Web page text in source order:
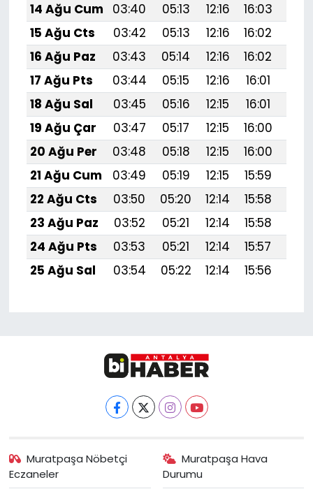
14 Ağu Cum
03:40 05:13 12:16 16:03
15 Ağu Cts
03:42 05:13 12:16 16:02
16 Ağu Paz
03:43 05:14 12:16 16:02
17 Ağu Pts
03:44 05:15 12:16 16:01
18 Ağu Sal
03:45 05:16 12:15 16:01
19 Ağu Çar
03:47 05:17 12:15 16:00
20 Ağu Per
03:48 05:18 12:15 16:00
21 Ağu Cum
03:49 05:19 12:15 15:59
22 Ağu Cts
03:50 05:20 12:14 15:58
23 Ağu Paz
03:52 05:21 12:14 15:58
24 Ağu Pts
03:53 05:21 12:14 15:57
25 Ağu Sal
03:54 05:22 12:14 15:56
Muratpaşa Nöbetçi
Eczaneler
Muratpaşa Hava
Durumu